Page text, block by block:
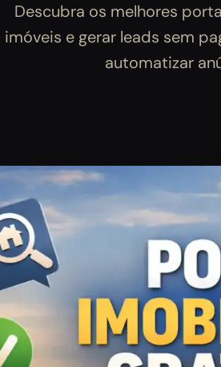
Descubra os melhores
imóveis e gerar leads sem
automatizar